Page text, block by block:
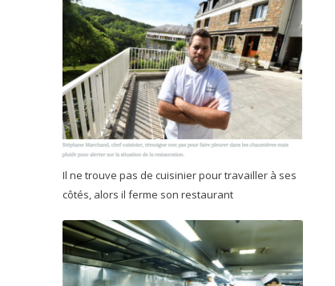
Il ne trouve pas de cuisinier pour travailler à ses
côtés, alors il ferme son restaurant